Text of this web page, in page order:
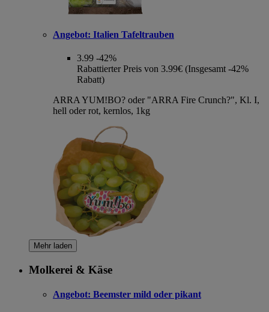
Angebot: Italien Tafeltrauben
3.99 -42%
Rabattierter Preis von 3.99€ (Insgesamt -42%
Rabatt)
ARRA YUM!BO? oder "ARRA Fire Crunch?", Kl. I,
hell oder rot, kernlos, 1kg
Mehr laden
Molkerei & Käse
Angebot: Beemster mild oder pikant